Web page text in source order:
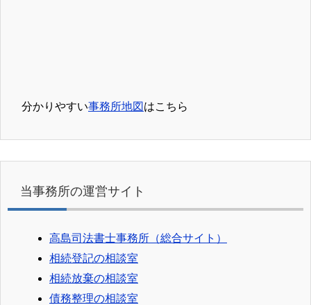
分かりやすい事務所地図 はこちら
当事務所の運営サイト
高島司法書士事務所（総合サイト）
相続登記の相談室
相続放棄の相談室
債務整理の相談室